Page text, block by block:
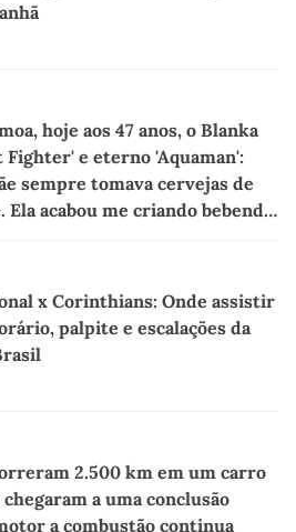
hoje aos 47 anos, o Blanka
e eterno 'Aquaman':
sempre tomava cervejas de
Ela acabou me criando bebendo
x Corinthians: Onde assistir
palpite e escalações da
2.500 km em um carro
a uma conclusão
a combustão continua